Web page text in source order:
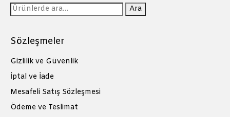
Ara: Ara
Sözleşmeler
Gizlilik ve Güvenlik
İptal ve İade
Mesafeli Satış Sözleşmesi
Ödeme ve Teslimat